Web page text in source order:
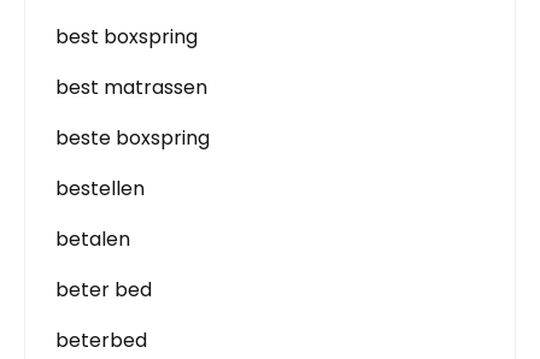
best boxspring
best matrassen
beste boxspring
bestellen
betalen
beter bed
beterbed